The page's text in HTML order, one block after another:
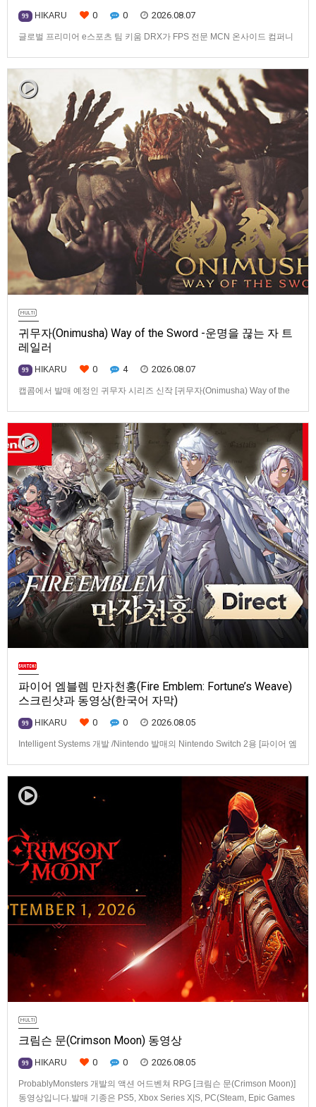
99 HIKARU 0 0 2026.08.07
글로벌 프리미어 e스포츠 팀 키움 DRX가 FPS 전문 MCN 온사이드 컴퍼니
문화 산업 저변 확대 및 콘텐츠 강화를 위한 업무 협약(MOU)을 체결했다고
밝혔다. 이날 협약식에는 키움 DRX 양선일 대표이사, …
귀무자(Onimusha) Way of the Sword -운명을 끊는 자 트
레일러
99 HIKARU 0 4 2026.08.07
캡콤에서 발매 예정인 귀무자 시리즈 신작 [귀무자(Onimusha) Way of the
파이어 엠블렘 만자천홍(Fire Emblem: Fortune’s Weave)
스크린샷과 동영상(한국어 자막)
99 HIKARU 0 0 2026.08.05
Intelligent Systems 개발 /Nintendo 발매의 Nintendo Switch 2용 [파이어 엠
크림슨 문(Crimson Moon) 동영상
99 HIKARU 0 0 2026.08.05
ProbablyMonsters 개발의 액션 어드벤쳐 RPG [크림슨 문(Crimson Moon)]
동영상입니다.발매 기종은 PS5, Xbox Series X|S, PC(Steam, Epic Games